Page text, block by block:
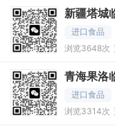
新疆塔城
求购；新疆
进口食品
浏览3648次
青海果洛
求购；青海
进口食品
浏览3314次